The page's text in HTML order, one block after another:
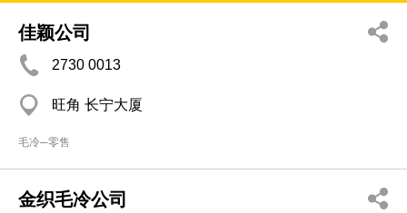
佳颖公司
2730 0013
旺角 长宁大厦
毛冷─零售
金织毛冷公司